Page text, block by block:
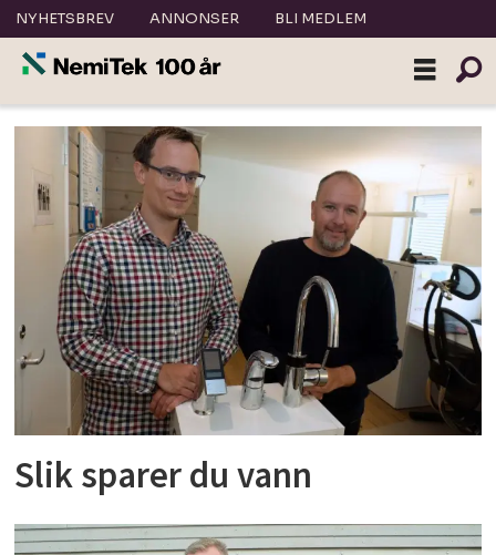
NYHETSBREV ANNONSER BLI MEDLEM
Tag:
råd
Slik sparer du vann